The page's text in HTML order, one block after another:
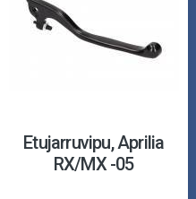
Etujarruvipu, Aprilia
RX/MX -05